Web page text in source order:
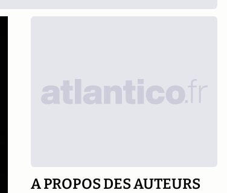
A PROPOS DES AUTEURS